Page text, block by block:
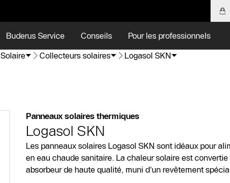
Buderus Service Conseils Pour les professionnels
Solaire Collecteurs solaires Logasol SKN
Panneaux solaires thermiques
Logasol SKN
Les panneaux solaires Logasol SKN sont idéaux pour
en eau chaude sanitaire. La chaleur solaire est
absorbeur de haute qualité, muni d'un revêtement